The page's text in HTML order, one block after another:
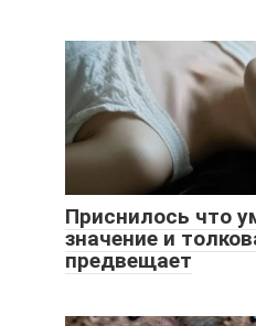
Приснилось что
значение и
предвещает